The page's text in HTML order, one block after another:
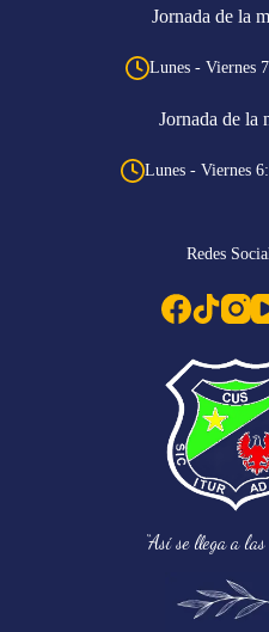
Jornada de la
Lunes - Viernes
Jornada de la
Lunes - Viernes
Redes
“Así se llega a